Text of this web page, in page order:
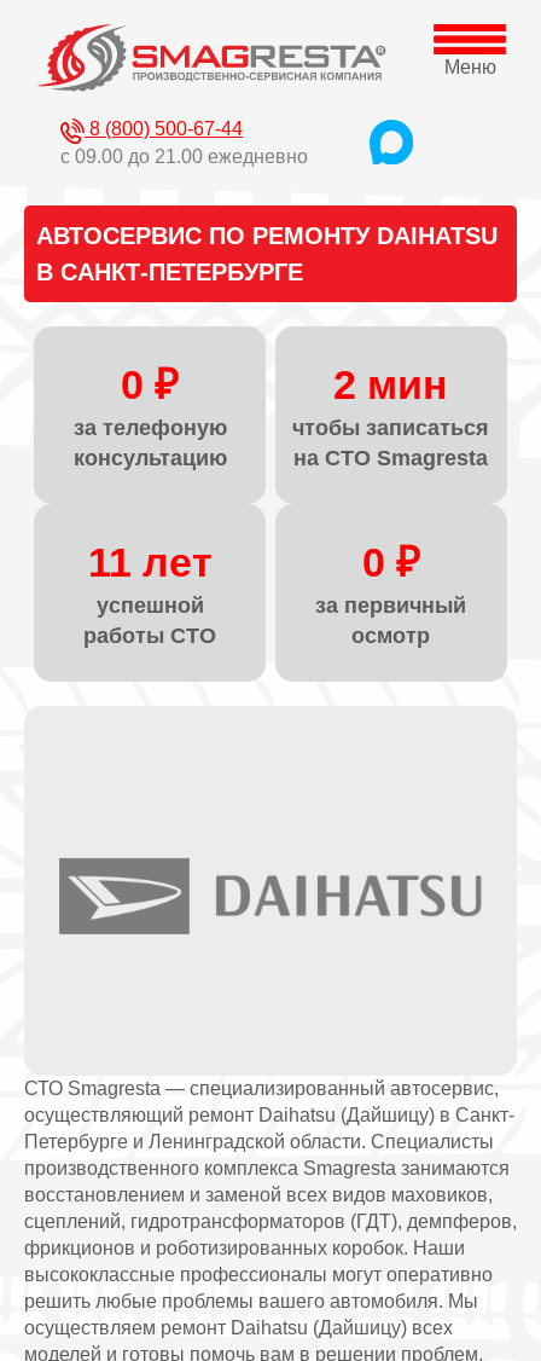
Меню
8 (800) 500-67-44
с 09.00 до 21.00 ежедневно
АВТОСЕРВИС ПО РЕМОНТУ DAIHATSU
В САНКТ-ПЕТЕРБУРГЕ
0 ₽
за телефоную
консультацию
2 мин
чтобы записаться
на СТО Smagresta
11 лет
успешной
работы СТО
0 ₽
за первичный
осмотр
СТО Smagresta — специализированный автосервис,
осуществляющий ремонт Daihatsu (Дайшицу) в Санкт-
Петербурге и Ленинградской области. Специалисты
производственного комплекса Smagresta занимаются
восстановлением и заменой всех видов маховиков,
сцеплений, гидротрансформаторов (ГДТ), демпферов,
фрикционов и роботизированных коробок. Наши
высококлассные профессионалы могут оперативно
решить любые проблемы вашего автомобиля. Мы
осуществляем ремонт Daihatsu (Дайшицу) всех
моделей и готовы помочь вам в решении проблем,